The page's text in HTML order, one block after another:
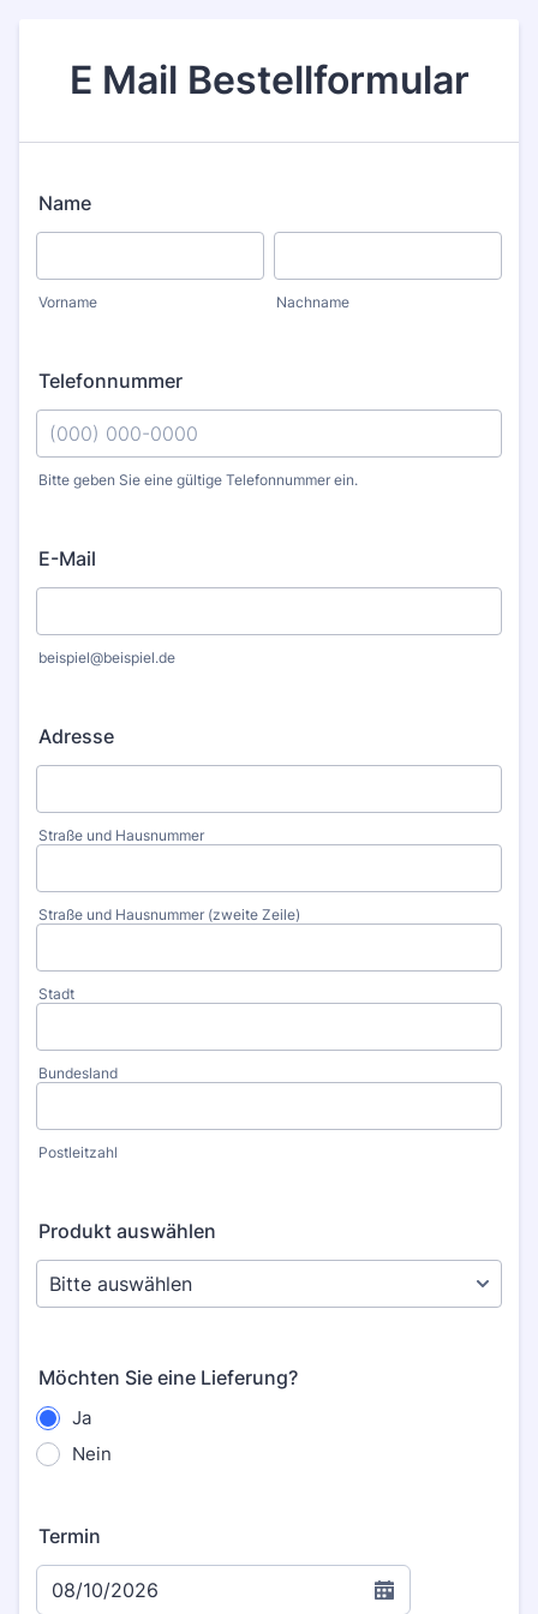
E Mail Bestellformular
Name
Vorname Nachname
Telefonnummer
Bitte geben Sie eine gültige Telefonnummer ein.
E-Mail
beispiel@beispiel.de
Adresse
Straße und Hausnummer
Straße und Hausnummer (zweite Zeile)
Stadt
Bundesland
Postleitzahl
Produkt auswählen
Möchten Sie eine Lieferung?
Ja
Nein
Termin
08/10/2026